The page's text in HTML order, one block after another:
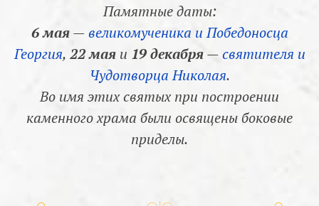
Памятные даты:
6 мая—великомученика и Победоносца
Георгия, 22 маяи 19 декабря—святителя и
Чудотворца Николая.
Во имя этих святых при построении
каменного храма были освящены боковые
приделы.